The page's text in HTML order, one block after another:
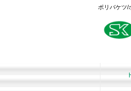
ポリバケツ/